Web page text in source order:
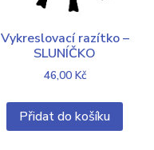
Vykreslovací razítko –
SLUNÍČKO
46,00 Kč
Přidat do košíku